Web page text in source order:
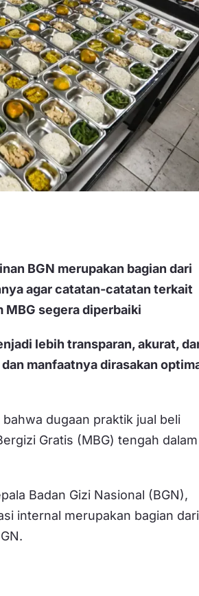
BGN merupakan bagian dari
agar catatan-catatan terkait
MBG segera diperbaiki
lebih transparan, akurat,
manfaatnya dirasakan
dugaan praktik jual beli
Gratis (MBG) tengah dalam
Badan Gizi Nasional (BGN),
internal merupakan bagian dari